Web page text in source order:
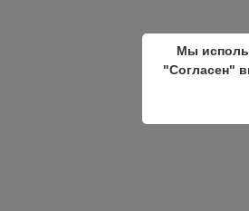
Мы
"Согласен"